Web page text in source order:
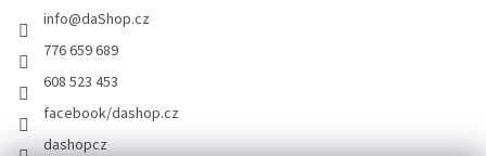
info@daShop.cz
776 659 689
608 523 453
facebook/dashop.cz
dashopcz